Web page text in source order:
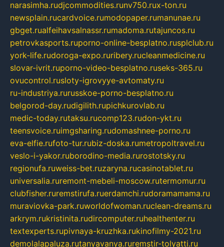
narasimha.rudjcommodities.runv750.rux-ton.ru
newsplain.rucardvoice.rumodopaper.rumanunae.ru
gbget.rualfeihavsalnassr.rumadoma.rutajuncos.ru
petrovkasports.ruporno-online-besplatno.rusplclub.ru
york-life.rudoroga-expo.ruribery.rucleanmedicine.ru
slovar-ivrit.ruporno-video-besplatno.ruseks-365.ru
ovucontrol.rusloty-igrovyye-avtomaty.ru
ru-industriya.rurusskoe-porno-besplatno.ru
belgorod-day.rudigilith.rupichkurovlab.ru
medic-today.rutaksu.rucomp123.rudon-ykt.ru
teensvoice.ruimgsharing.rudomashnee-porno.ru
eva-elfie.rufoto-tur.rubiz-doska.rumetropoltravel.ru
veslo-i-yakor.ruborodino-media.rurostotsky.ru
regionufa.ruweiss-bet.ruzaryna.rucasinotablet.ru
universalia.ruremont-mebeli-moscow.rutermomur.ru
clubfisher.ruremstirufa.ruerdamchi.rudoramamama.ru
muraviovka-park.ruworldofwoman.ruclean-dreams.ru
arkrym.rukristinita.rudircomputer.ruhealthenter.ru
textexperts.rupivnaya-kruzhka.rukinofilmy-2021.ru
demolalapaluza.rutanyavanya.ruremstir-tolyatti.ru